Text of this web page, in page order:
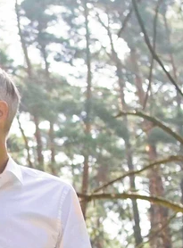
aufgehoben
mehr über
am besten